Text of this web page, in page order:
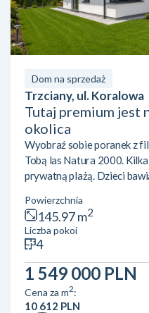
Dom na sprzedaż
Trzciany, ul. Koralowa
Tutaj premium jest
okolica
Wyobraź sobie poranek z
Tobą las Natura 2000.
prywatną plażą. Dzieci
ptaków. To dom, do którego
Najważniejsze informacje•
30 km od centrum
powierzchnia 145,97 m²•
użytkowania w 2024 roku
salon z kominkiem...
Powierzchnia
145.97 m2
Liczba pokoi
4
1 549 000 PLN
Cena za m2:
10 612 PLN